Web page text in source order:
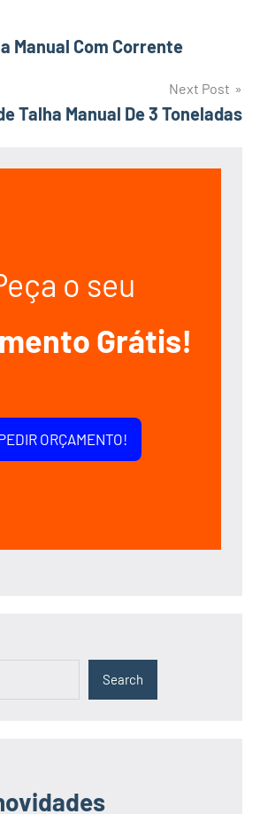
Manual Com Corrente
Next Post
Talha Manual De 3 Toneladas
o seu
Grátis!
ORÇAMENTO!
Search